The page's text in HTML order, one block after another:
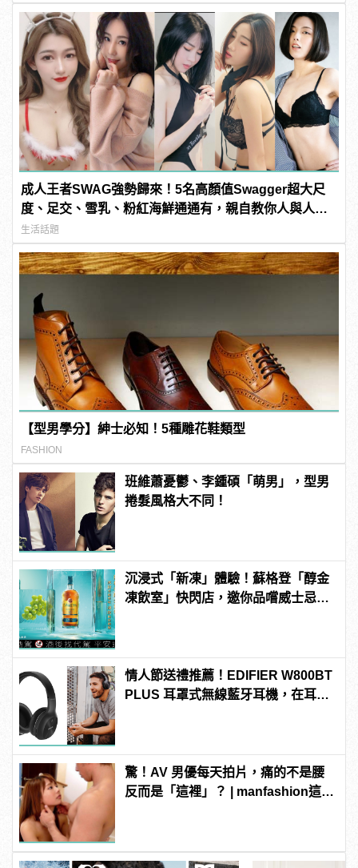
成人王者SWAG強勢歸來！5名高顏值Swagger超大尺
度、足交、雪乳、粉紅海鮮通通有，親自教你人與人的
連結！ | manfashion這樣變型男
生活話題
【型男學分】紳士必知！5種雕花鞋類型
FASHION
班維蕭憂鬱、李鍾碩「萌男」，型男
捲髮風格大不同！
沉浸式「新凍」體驗！蘇格登「醇金
凍飲室」快閃店，邀你品嚐威士忌凍
情人節送禮推薦！EDIFIER W800BT
PLUS 耳罩式無線藍牙耳機，在耳邊
驚！AV 男優每天拍片，痛的不是腰
反而是「這裡」？ | manfashion這樣